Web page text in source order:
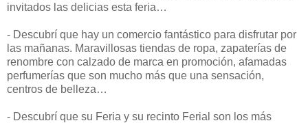
invitados las delicias esta feria…
- Descubrí que hay un comercio fantástico para disfrutar por
las mañanas. Maravillosas tiendas de ropa, zapaterías de
renombre con calzado de marca en promoción, afamadas
perfumerías que son mucho más que una sensación,
centros de belleza…
- Descubrí que su Feria y su recinto Ferial son los más